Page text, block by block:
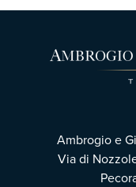
Ambrogio e
Via di